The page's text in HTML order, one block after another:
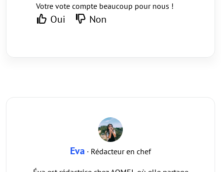
Votre vote compte beaucoup pour nous !
Oui Non
Eva · Rédacteur en chef